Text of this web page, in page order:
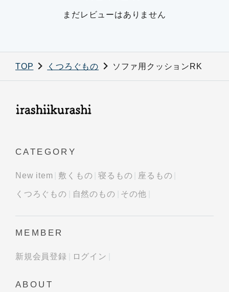
まだレビューはありません
TOP くつろぐもの ソファ用クッションRK
CATEGORY
New item 敷くもの 寝るもの 座るもの
くつろぐもの 自然のもの その他
MEMBER
新規会員登録 ログイン
ABOUT